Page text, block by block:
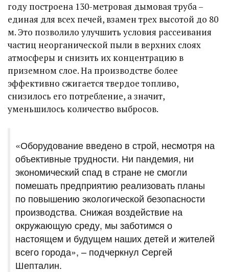
году построена 130-метровая дымовая труба –
единая для всех печей, взамен трех высотой до 80
м. Это позволило улучшить условия рассеивания
частиц неорганической пыли в верхних слоях
атмосферы и снизить их концентрацию в
приземном слое. На производстве более
эффективно сжигается твердое топливо,
снизилось его потребление, а значит,
уменьшилось количество выбросов.
«Оборудование введено в строй, несмотря на
объективные трудности. Ни пандемия, ни
экономический спад в стране не смогли
помешать предприятию реализовать планы
по повышению экологической безопасности
производства. Снижая воздействие на
окружающую среду, мы заботимся о
настоящем и будущем наших детей и жителей
всего города», – подчеркнул Сергей
Шепталин.